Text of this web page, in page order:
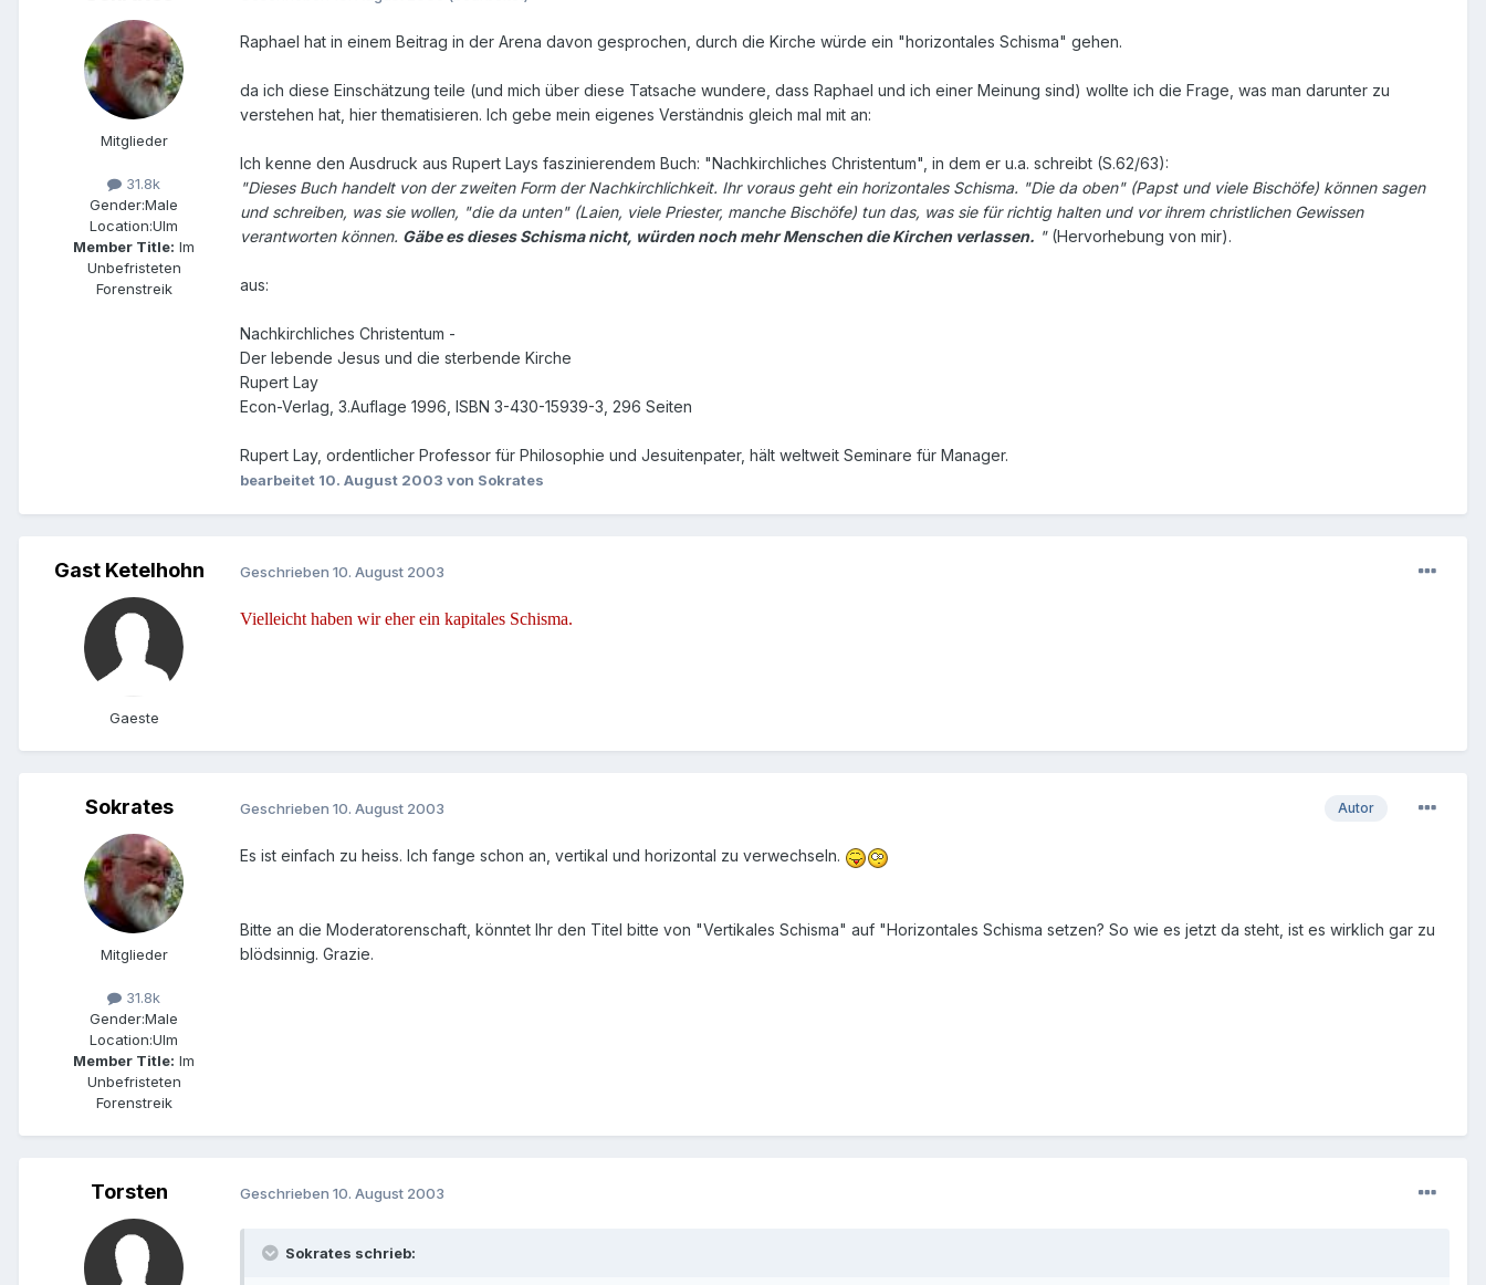
Mitglieder
31.8k
Gender:Male
Location:Ulm
Member Title: Im
Unbefristeten
Forenstreik
Raphael hat in einem Beitrag in der Arena davon gesprochen, durch die Kirche würde ein "horizontales Schisma" gehen.
da ich diese Einschätzung teile (und mich über diese Tatsache wundere, dass Raphael und ich einer Meinung sind) wollte ich die Frage, was man darunter zu
verstehen hat, hier thematisieren. Ich gebe mein eigenes Verständnis gleich mal mit an:
Ich kenne den Ausdruck aus Rupert Lays faszinierendem Buch: "Nachkirchliches Christentum", in dem er u.a. schreibt (S.62/63):
"Dieses Buch handelt von der zweiten Form der Nachkirchlichkeit. Ihr voraus geht ein horizontales Schisma. "Die da oben" (Papst und viele Bischöfe) können sagen
und schreiben, was sie wollen, "die da unten" (Laien, viele Priester, manche Bischöfe) tun das, was sie für richtig halten und vor ihrem christlichen Gewissen
verantworten können. Gäbe es dieses Schisma nicht, würden noch mehr Menschen die Kirchen verlassen. "(Hervorhebung von mir).
aus:
Nachkirchliches Christentum -
Der lebende Jesus und die sterbende Kirche
Rupert Lay
Econ-Verlag, 3.Auflage 1996, ISBN 3-430-15939-3, 296 Seiten
Rupert Lay, ordentlicher Professor für Philosophie und Jesuitenpater, hält weltweit Seminare für Manager.
bearbeitet 10. August 2003 von Sokrates
Gast Ketelhohn
Gaeste
Geschrieben 10. August 2003
Vielleicht haben wir eher ein kapitales Schisma.
Sokrates
Mitglieder
31.8k
Gender:Male
Location:Ulm
Member Title: Im
Unbefristeten
Forenstreik
Autor
Geschrieben 10. August 2003
Es ist einfach zu heiss. Ich fange schon an, vertikal und horizontal zu verwechseln.
Bitte an die Moderatorenschaft, könntet Ihr den Titel bitte von "Vertikales Schisma" auf "Horizontales Schisma setzen? So wie es jetzt da steht, ist es wirklich gar zu
blödsinnig. Grazie.
Torsten Geschrieben 10. August 2003
Sokrates schrieb: